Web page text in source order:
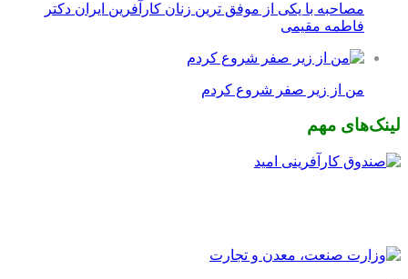
مصاحبه با یکی از موفق ترین زنان کارآفرین ایران دکتر
فاطمه مقیمی
من از زیر صفر شروع کردم
لینک‌های مهم